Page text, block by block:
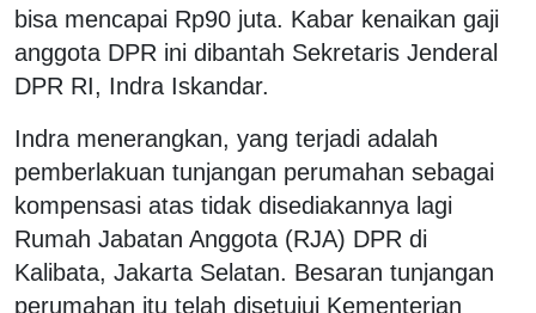
bisa mencapai Rp90 juta. Kabar kenaikan gaji
anggota DPR ini dibantah Sekretaris Jenderal
DPR RI, Indra Iskandar.
Indra menerangkan, yang terjadi adalah
pemberlakuan tunjangan perumahan sebagai
kompensasi atas tidak disediakannya lagi
Rumah Jabatan Anggota (RJA) DPR di
Kalibata, Jakarta Selatan. Besaran tunjangan
perumahan itu telah disetujui Kementerian